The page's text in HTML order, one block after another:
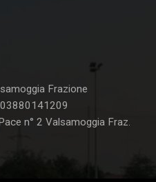
Frazione
03880141209
n° 2 Valsamoggia Fraz.